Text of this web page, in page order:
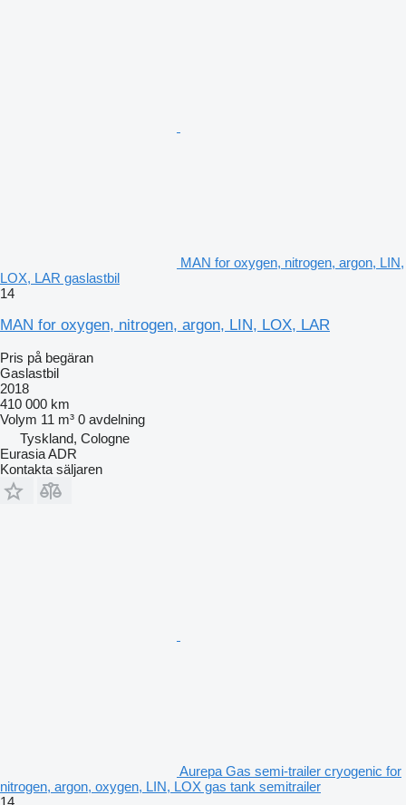
MAN for oxygen, nitrogen, argon, LIN,
LOX, LAR gaslastbil
14
MAN for oxygen, nitrogen, argon, LIN, LOX, LAR
Pris på begäran
Gaslastbil
2018
410 000 km
Volym 11 m³ 0 avdelning
Tyskland, Cologne
Eurasia ADR
Kontakta säljaren
Aurepa Gas semi-trailer cryogenic for
nitrogen, argon, oxygen, LIN, LOX gas tank semitrailer
14